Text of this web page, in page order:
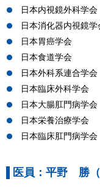
日本内視鏡外科学会
日本消化器内視鏡学
日本胃癌学会
日本食道学会
日本外科系連合学会
日本臨床外科学会
日本大腸肛門病学会
日本栄養治療学会
日本臨床肛門病学会
医員：平野 勝